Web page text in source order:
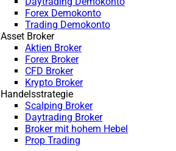
Forex Demokonto
Trading Demokonto
Asset Broker
Aktien Broker
Forex Broker
CFD Broker
Krypto Broker
Handelsstrategie
Scalping Broker
Daytrading Broker
Broker mit hohem Hebel
Prop Trading